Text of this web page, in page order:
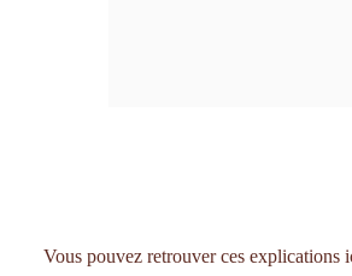
Vous pouvez retrouver ces explications